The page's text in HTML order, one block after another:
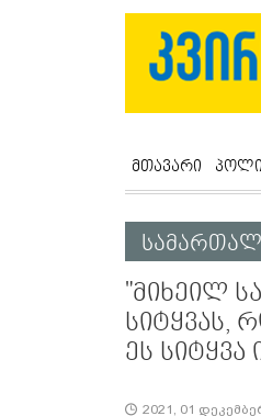
მთავარი
"მიხეილ
სიტყვას,
ეს
2021, 01